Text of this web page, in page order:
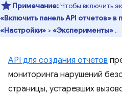
Примечание:Чтобы включить
«Включить панель API отчетов» в
«Настройки» >«Эксперименты» .
API для создания отчетов
мониторинга нарушений
страницы, устаревших